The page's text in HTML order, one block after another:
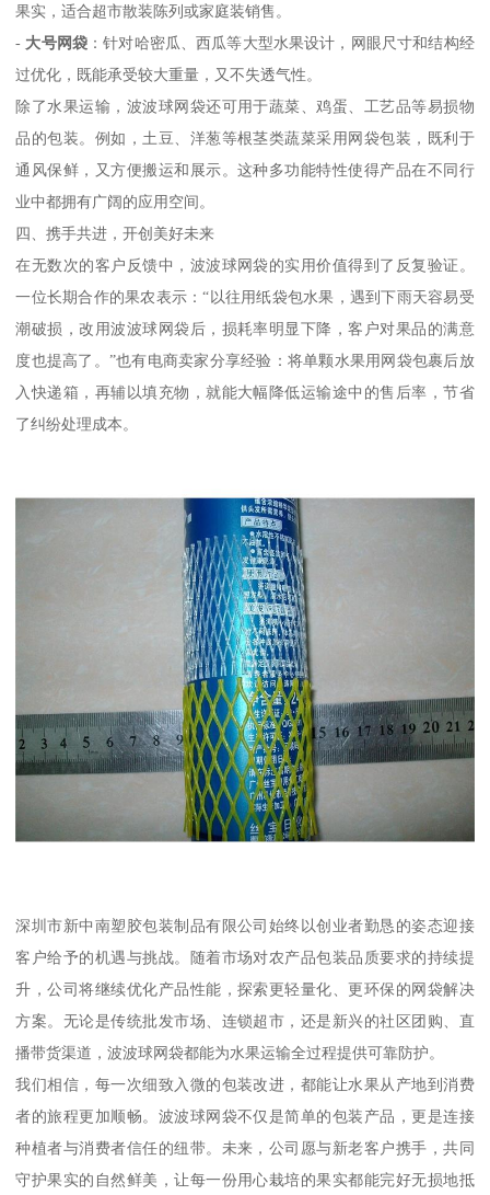
果实，适合超市散装陈列或家庭装销售。
- 大号网袋 ：针对哈密瓜、西瓜等大型水果设计，网眼尺寸和结构经
过优化，既能承受较大重量，又不失透气性。
除了水果运输，波波球网袋还可用于蔬菜、鸡蛋、工艺品等易损物
品的包装。例如，土豆、洋葱等根茎类蔬菜采用网袋包装，既利于
通风保鲜，又方便搬运和展示。这种多功能特性使得产品在不同行
业中都拥有广阔的应用空间。
四、携手共进，开创美好未来
在无数次的客户反馈中，波波球网袋的实用价值得到了反复验证。
一位长期合作的果农表示：“以往用纸袋包水果，遇到下雨天容易受
潮破损，改用波波球网袋后，损耗率明显下降，客户对果品的满意
度也提高了。”也有电商卖家分享经验：将单颗水果用网袋包裹后放
入快递箱，再辅以填充物，就能大幅降低运输途中的售后率，节省
了纠纷处理成本。
深圳市新中南塑胶包装制品有限公司始终以创业者勤恳的姿态迎接
客户给予的机遇与挑战。随着市场对农产品包装品质要求的持续提
升，公司将继续优化产品性能，探索更轻量化、更环保的网袋解决
方案。无论是传统批发市场、连锁超市，还是新兴的社区团购、直
播带货渠道，波波球网袋都能为水果运输全过程提供可靠防护。
我们相信，每一次细致入微的包装改进，都能让水果从产地到消费
者的旅程更加顺畅。波波球网袋不仅是简单的包装产品，更是连接
种植者与消费者信任的纽带。未来，公司愿与新老客户携手，共同
守护果实的自然鲜美，让每一份用心栽培的果实都能完好无损地抵